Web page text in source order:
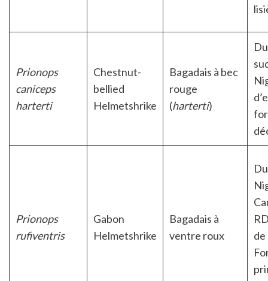
Prionops
caniceps
harterti
Chestnut-
bellied
Helmetshrike
Bagadais à bec
rouge
(harterti)
Prionops
rufiventris
Gabon
Helmetshrike
Bagadais à
ventre roux
de